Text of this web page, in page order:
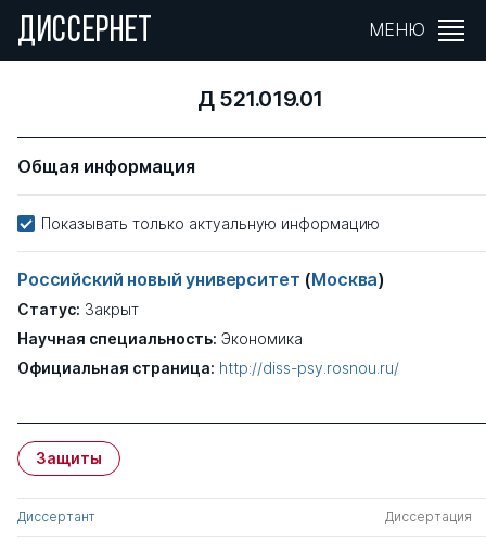
ДИССЕРНЕТ МЕНЮ
Д 521.019.01
Общая информация
Показывать только актуальную информацию
Российский новый университет (Москва)
Статус: Закрыт
Научная специальность: Экономика
Официальная страница: http://diss-psy.rosnou.ru/
Защиты
Диссертант Диссертация